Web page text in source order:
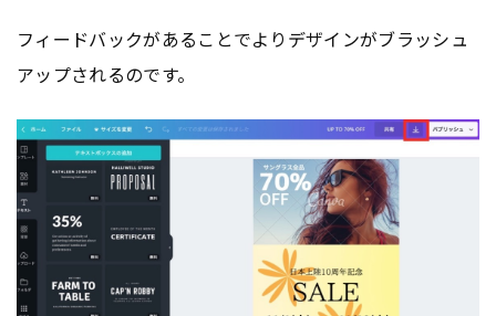
フィードバックがあることでよりデザインがブラッシュ
アップされるのです。